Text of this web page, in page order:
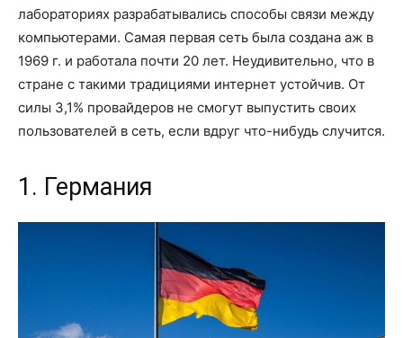
лабораториях разрабатывались способы связи между
компьютерами. Самая первая сеть была создана аж в
1969 г. и работала почти 20 лет. Неудивительно, что в
стране с такими традициями интернет устойчив. От
силы 3,1% провайдеров не смогут выпустить своих
пользователей в сеть, если вдруг что-нибудь случится.
1. Германия